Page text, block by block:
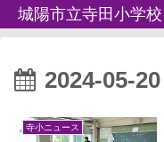
城陽市立寺田小学校
2024-05-20
寺小ニュース